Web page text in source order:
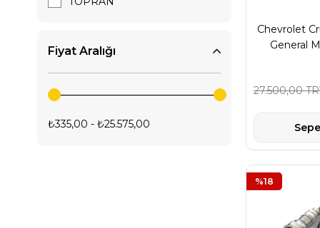
Parça
Fiyat Aralığı
₺335,00 - ₺25.575,00
Chevrolet
General
27.500,00
%18